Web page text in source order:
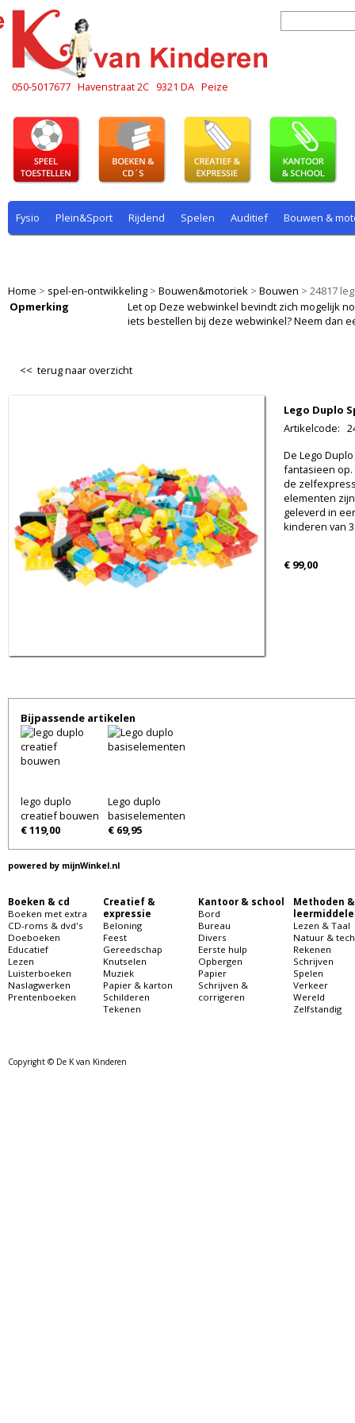
050-5017677 Havenstraat 2C 9321 DA Peize
Fysio Plein&Sport Rijdend Spelen Auditief Bouwen &
Home > spel-en-ontwikkeling > Bouwen&motoriek > Bouwen > 24817
Opmerking
Let op Deze webwinkel bevindt zich mogelijk
iets bestellen bij deze webwinkel? Neem dan
<< terug naar overzicht
Lego Duplo
Artikelcode:
De Lego
fantasieen
de
elementen
geleverd in
kinderen van
€ 99,00
Bijpassende artikelen
lego duplo
creatief bouwen
€ 119,00
Lego duplo
basiselementen
€ 69,95
powered by mijnWinkel.nl
Boeken & cd
Boeken met extra
CD-roms & dvd's
Doeboeken
Educatief
Lezen
Luisterboeken
Naslagwerken
Prentenboeken
Creatief &
expressie
Beloning
Feest
Gereedschap
Knutselen
Muziek
Papier & karton
Schilderen
Tekenen
Kantoor & school
Bord
Bureau
Divers
Eerste hulp
Opbergen
Papier
Schrijven &
corrigeren
Methoden &
Lezen & Taal
Natuur &
Rekenen
Schrijven
Spelen
Verkeer
Wereld
Zelfstandig
Copyright © De K van Kinderen